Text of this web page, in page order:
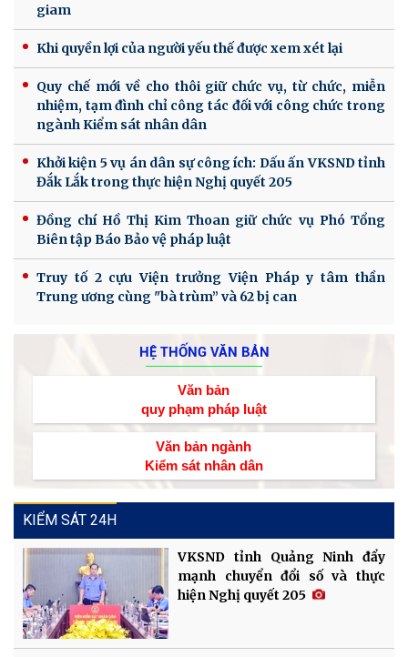
giam
Khi quyền lợi của người yếu thế được xem xét lại
Quy chế mới về cho thôi giữ chức vụ, từ chức, miễn
nhiệm, tạm đình chỉ công tác đối với công chức trong
ngành Kiểm sát nhân dân
Khởi kiện 5 vụ án dân sự công ích: Dấu ấn VKSND tỉnh
Đắk Lắk trong thực hiện Nghị quyết 205
Đồng chí Hồ Thị Kim Thoan giữ chức vụ Phó Tổng
Biên tập Báo Bảo vệ pháp luật
Truy tố 2 cựu Viện trưởng Viện Pháp y tâm thần
Trung ương cùng "bà trùm” và 62 bị can
HỆ THỐNG VĂN BẢN
Văn bản
quy phạm pháp luật
Văn bản ngành
Kiểm sát nhân dân
KIỂM SÁT 24H
VKSND tỉnh Quảng Ninh đẩy
mạnh chuyển đổi số và thực
hiện Nghị quyết 205